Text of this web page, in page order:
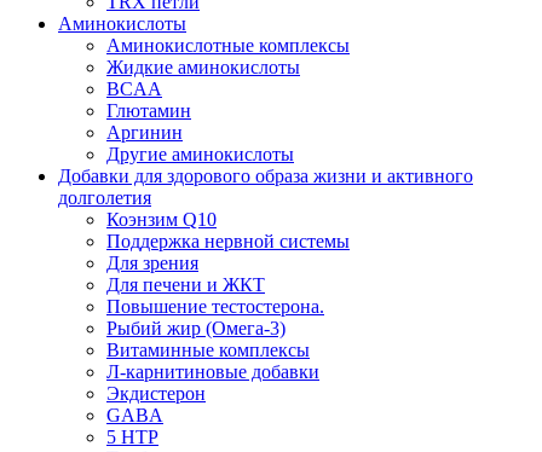
Аминокислоты
Аминокислотные комплексы
Жидкие аминокислоты
BCAA
Глютамин
Аргинин
Другие аминокислоты
Добавки для здорового образа жизни и активного
долголетия
Коэнзим Q10
Поддержка нервной системы
Для зрения
Для печени и ЖКТ
Повышение тестостерона.
Рыбий жир (Омега-3)
Витаминные комплексы
Л-карнитиновые добавки
Экдистерон
GABA
5 HTP